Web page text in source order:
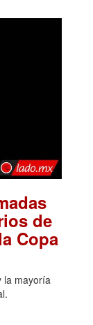
de
Copa
la mayoría